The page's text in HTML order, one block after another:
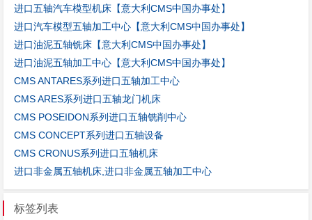
进口五轴汽车模型机床【意大利CMS中国办事处】
进口汽车模型五轴加工中心【意大利CMS中国办事处】
进口油泥五轴铣床【意大利CMS中国办事处】
进口油泥五轴加工中心【意大利CMS中国办事处】
CMS ANTARES系列进口五轴加工中心
CMS ARES系列进口五轴龙门机床
CMS POSEIDON系列进口五轴铣削中心
CMS CONCEPT系列进口五轴设备
CMS CRONUS系列进口五轴机床
进口非金属五轴机床,进口非金属五轴加工中心
标签列表